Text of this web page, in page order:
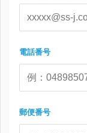
電話番号
郵便番号